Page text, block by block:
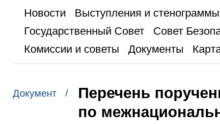
Новости
Выступления и стенограммы
Государственный Совет
Совет
Комиссии и советы
Документы
Документ /
Перечень
по